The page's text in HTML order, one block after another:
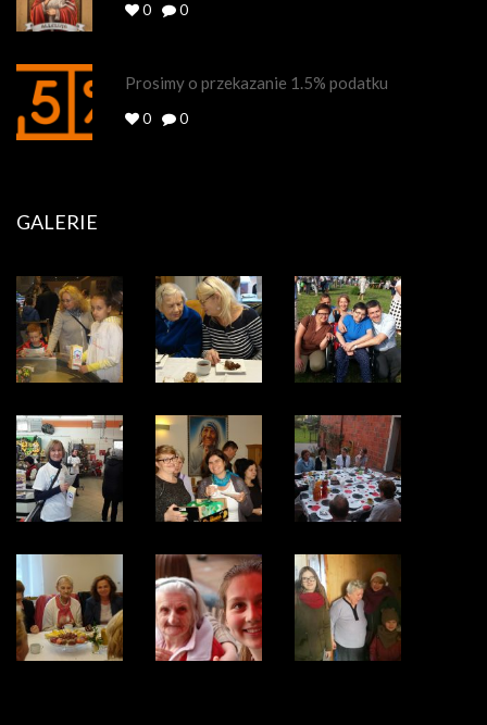
0 0
Prosimy o przekazanie 1.5% podatku
0 0
GALERIE